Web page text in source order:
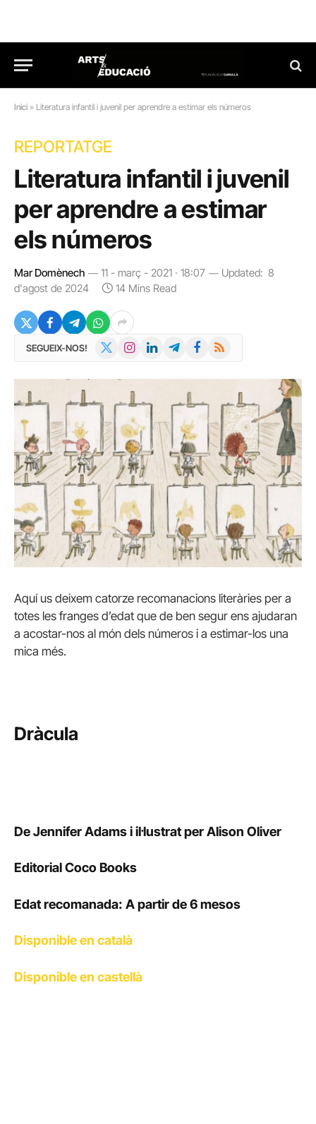
Inici » Literatura infantil i juvenil per aprendre a estimar els números
REPORTATGE
Literatura infantil i juvenil
per aprendre a estimar
els números
Mar Domènech 11 - març - 2021 · 18:07 Updated: 8
d'agost de 2024
14 Mins Read
SEGUEIX-NOS! InstagramLinkedInTelegramFacebook
RSS
Aquí us deixem catorze recomanacions literàries per a
totes les franges d’edat que de ben segur ens ajudaran
a acostar-nos al món dels números i a estimar-los una
mica més.
Dràcula
De Jennifer Adams i il·lustrat per Alison Oliver
Editorial Coco Books
Edat recomanada: A partir de 6 mesos
Disponible en català
Disponible en castellà